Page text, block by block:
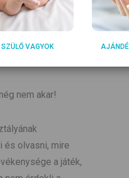
nem akar!
és olvasni, mire
a játék,
SZÜLŐ VAGYOK